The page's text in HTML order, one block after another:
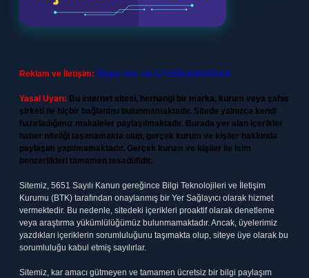
Reklam ve İletişim: Skype: live:.cid.575569c608265c69
Yasal Uyarı: Bu internet sitesi, herhangi bir marka, kurum veya şahıs
şirketi ile hiçbir bağlantısı bulunmamaktadır. Sitede yalnızca kendi
hazırladığımız makaleler paylaşılmaktadır. Burada yer alan içerikler
haber niteliği taşımamakta olup, gerçek kurum ve kişiler hakkında
paylaşım yapılmamaktadır. Gerçek kurum ve kişiler ile isim
benzerlikleri tamamen tesadüfidir.
Sitemiz, 5651 Sayılı Kanun gereğince Bilgi Teknolojileri ve İletişim
Kurumu (BTK) tarafından onaylanmış bir Yer Sağlayıcı olarak hizmet
vermektedir. Bu nedenle, sitedeki içerikleri proaktif olarak denetleme
veya araştırma yükümlülüğümüz bulunmamaktadır. Ancak, üyelerimiz
yazdıkları içeriklerin sorumluluğunu taşımakta olup, siteye üye olarak bu
sorumluluğu kabul etmiş sayılırlar.
Sitemiz, kar amacı gütmeyen ve tamamen ücretsiz bir bilgi paylaşım